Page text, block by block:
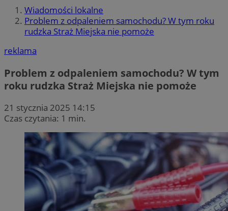
Wiadomości lokalne
Problem z odpaleniem samochodu? W tym roku
rudzka Straż Miejska nie pomoże
reklama
Problem z odpaleniem samochodu? W tym
roku rudzka Straż Miejska nie pomoże
21 stycznia 2025 14:15
Czas czytania: 1 min.